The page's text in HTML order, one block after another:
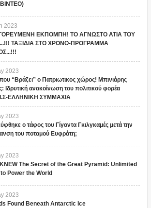
2023
ΕΚΠΟΜΠΗ! ΤΟ ΑΓΝΩΣΤΟ ΑΤΙΑ ΤΟΥ
ΤΑΞΙΔΙΑ ΣΤΟ ΧΡΟΝΟ-ΠΡΟΓΡΑΜΜΑ
2023
“Βράζει” ο Πατριωτικος χώρος! Μπινιάρης
Ιδρυτική ανακοίνωση του πολιτικού φορέα
ΕΛΛΗΝΙΚΗ ΣΥΜΜΑΧΙΑ
2023
ο τάφος του Γίγαντα Γκιλγκαμές μετά την
του ποταμού Ευφράτη;
2023
The Secret of the Great Pyramid: Unlimited
Power the World
2023
Found Beneath Antarctic Ice